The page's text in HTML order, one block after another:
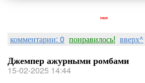
комментарии: 0 понравилось! вверх^
Джемпер ажурными ромбами
15-02-2025 14:44